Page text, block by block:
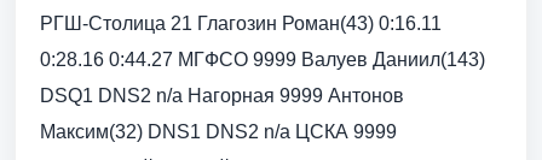
РГШ-Столица 21 Глагозин Роман(43) 0:16.11
0:28.16 0:44.27 МГФСО 9999 Валуев Даниил(143)
DSQ1 DNS2 n/a Нагорная 9999 Антонов
Максим(32) DNS1 DNS2 n/a ЦСКА 9999